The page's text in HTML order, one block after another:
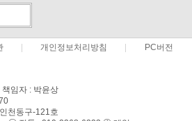
개인정보처리방침 PC버전
임자 : 박윤상
천동구-121호